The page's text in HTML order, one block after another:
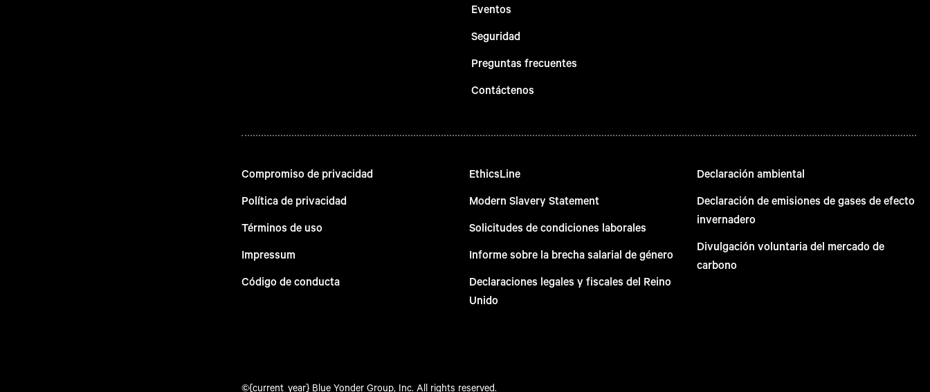
Eventos
Seguridad
Preguntas frecuentes
Contáctenos
Compromiso de privacidad
Política de privacidad
Términos de uso
Impressum
Código de conducta
EthicsLine
Modern Slavery Statement
Solicitudes de condiciones laborales
Informe sobre la brecha salarial de género
Declaraciones legales y fiscales del Reino
Unido
Declaración ambiental
Declaración de emisiones de gases de efecto
invernadero
Divulgación voluntaria del mercado de
carbono
©{current_year} Blue Yonder Group, Inc. All rights reserved.